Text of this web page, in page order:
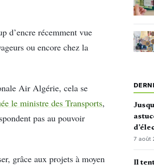
d’encre récemment vue
ou encore chez la
Air Algérie, cela se
le ministre des Transports,
pas au pouvoir
grâce aux projets à moyen
7 août
Il